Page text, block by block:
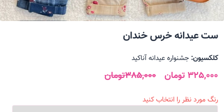
ست عیدانه خرس خندان
کلکسیون: جشنواره عیدانه آناکید
325,000 تومان 385,000تومان
رنگ مورد نظر را انتخاب کنید